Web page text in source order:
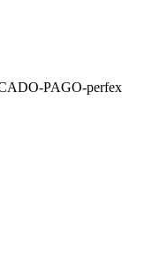
PAGO-perfex